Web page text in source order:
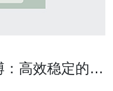
高效稳定的在